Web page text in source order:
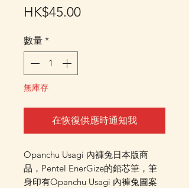
HK$45.00價
數量 *
無庫存
在恢復供應時通知我
Opanchu Usagi 內褲兔日本版商
品，Pentel EnerGize的鉛芯筆，筆
身印有Opanchu Usagi 內褲兔圖案